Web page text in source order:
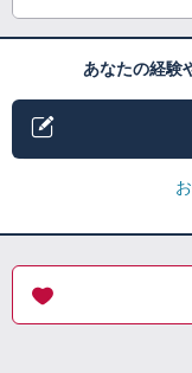
あなたの経験